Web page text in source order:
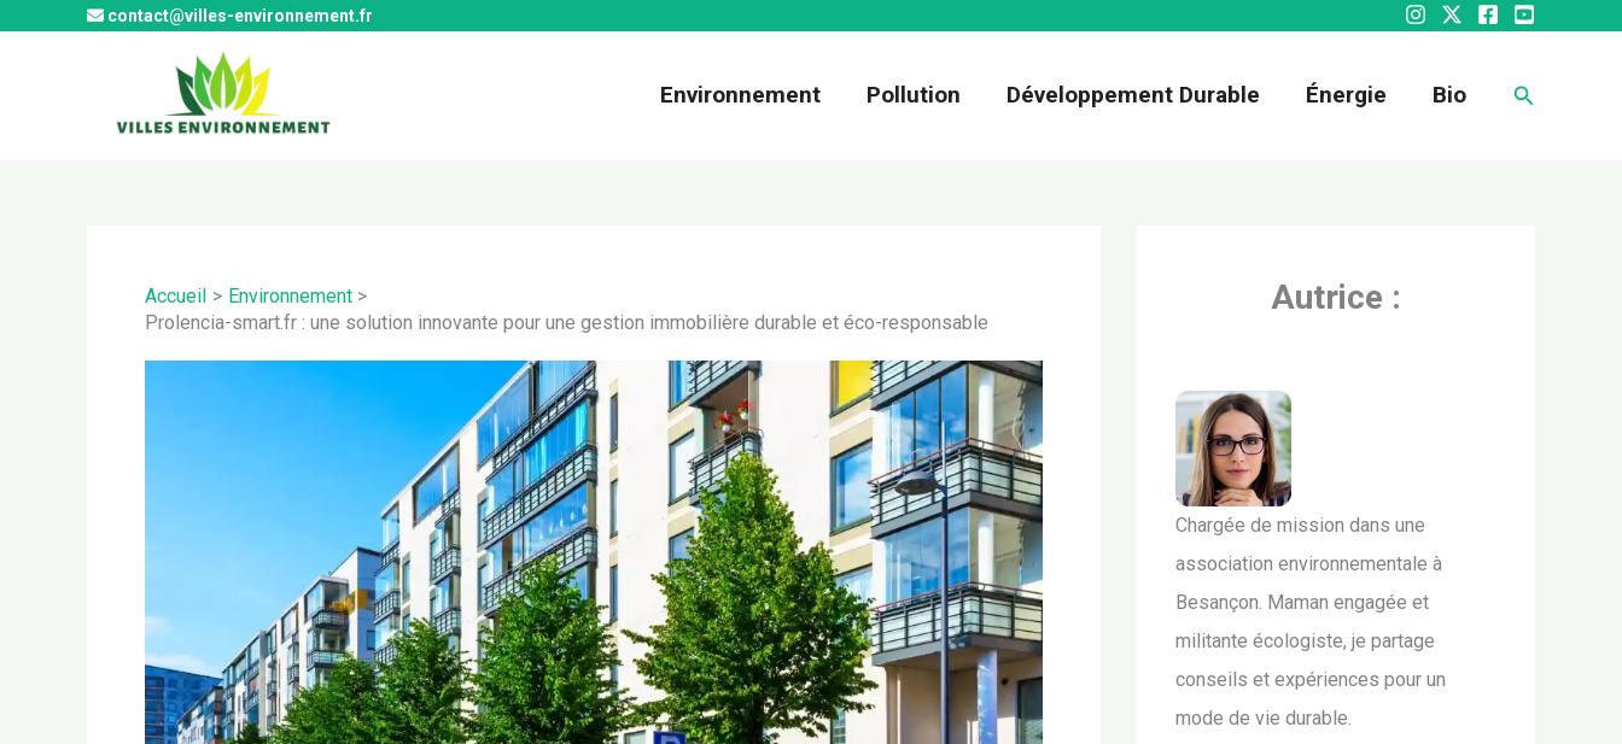
contact@villes-environnement.fr
Environnement Pollution Développement Durable Énergie Bio
Accueil
Environnement
Prolencia-smart.fr : une solution innovante pour une gestion immobilière durable et éco-responsable
Autrice :
Chargée de mission dans une
association environnementale à
Besançon. Maman engagée et
militante écologiste, je partage
conseils et expériences pour un
mode de vie durable.